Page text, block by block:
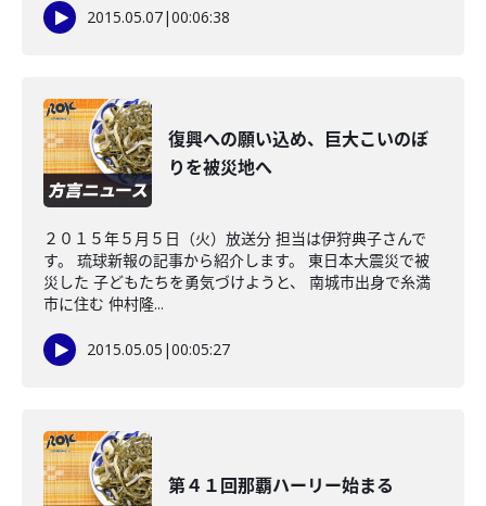
2015.05.07|00:06:38
復興への願い込め、巨大こいのぼ
りを被災地へ
２０１５年５月５日（火）放送分 担当は伊狩典子さんで
す。 琉球新報の記事から紹介します。 東日本大震災で被
災した 子どもたちを勇気づけようと、 南城市出身で糸満
市に住む 仲村隆...
2015.05.05 |00:05:27
第４１回那覇ハーリー始まる